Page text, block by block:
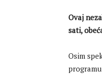
Ovaj
sati,
Osim